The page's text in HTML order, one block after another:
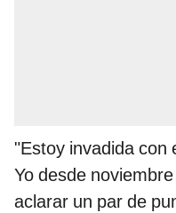
"Estoy invadida con
Yo desde
aclarar un par de